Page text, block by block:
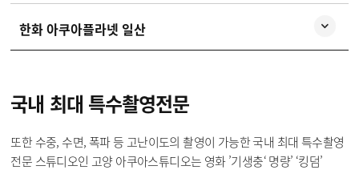
한화 아쿠아플라넷 일산
국내 최대 특수촬영전문
또한 수중, 수면, 폭파 등 고난이도의 촬영이 가능한 국내 최대 특수촬영
전문 스튜디오인 고양 아쿠아스튜디오는 영화 ’기생충‘ 명량’ ‘킹덤’